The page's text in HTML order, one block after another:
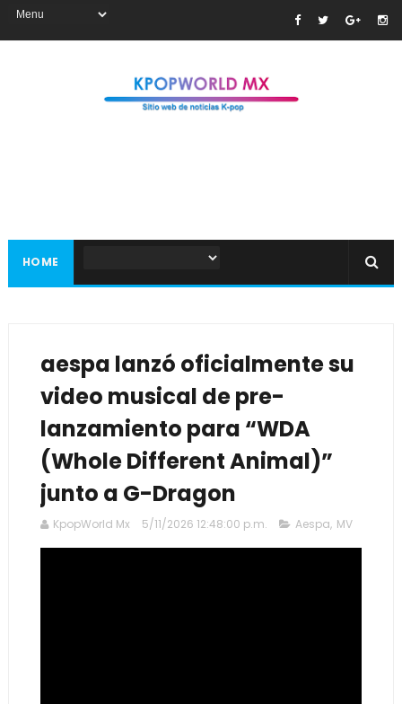
HOME
aespa lanzó oficialmente su
video musical de pre-
lanzamiento para “WDA
(Whole Different Animal)”
junto a G-Dragon
KpopWorld Mx 5/11/2026 12:48:00 p.m. Aespa, MV